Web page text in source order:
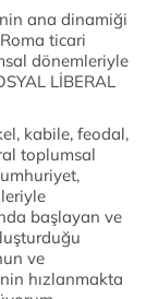
ana dinamiği
ticari
dönemleriyle
LİBERAL
kabile, feodal,
toplumsal
başlayan ve
ve
hızlanmakta